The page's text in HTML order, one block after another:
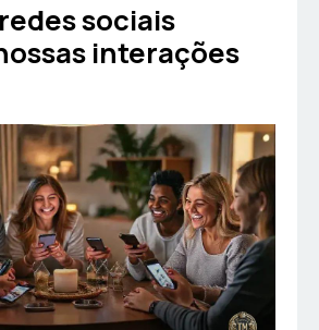
sociais
interações